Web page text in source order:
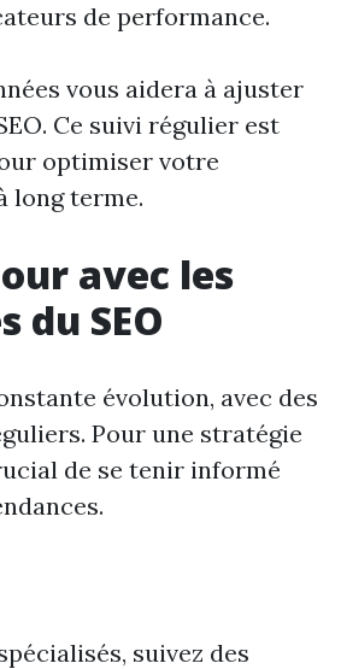
de performance.
vous aidera à ajuster
Ce suivi régulier est
optimiser votre
long terme.
avec les
du SEO
évolution, avec des
Pour une stratégie
de se tenir informé
suivez des